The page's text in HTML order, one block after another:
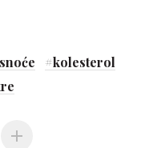
#kolesterol